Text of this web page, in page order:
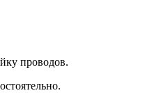
проводов.